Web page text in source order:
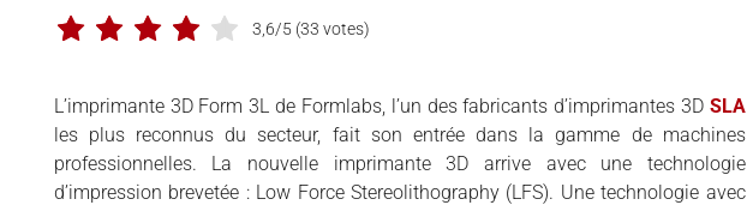
BUSINESS
IMPRIMANTES 3D
INTERVIEWS
3,6/5 (33 votes)
L’imprimante 3D Form 3L de Formlabs, l’un des fabricants d’imprimantes 3D SLA
les plus reconnus du secteur, fait son entrée dans la gamme de machines
professionnelles. La nouvelle imprimante 3D arrive avec une technologie
d’impression brevetée : Low Force Stereolithography (LFS). Une technologie avec